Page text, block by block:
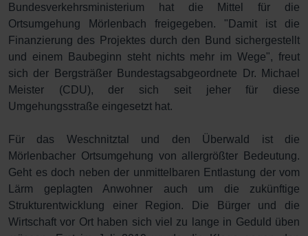
Bundesverkehrsministerium hat die Mittel für die
Ortsumgehung Mörlenbach freigegeben. "Damit ist die
Finanzierung des Projektes durch den Bund sichergestellt
und einem Baubeginn steht nichts mehr im Wege", freut
sich der Bergsträßer Bundestagsabgeordnete Dr. Michael
Meister (CDU), der sich seit jeher für diese
Umgehungsstraße eingesetzt hat.
Für das Weschnitztal und den Überwald ist die
Mörlenbacher Ortsumgehung von allergrößter Bedeutung.
Geht es doch neben der unmittelbaren Entlastung der vom
Lärm geplagten Anwohner auch um die zukünftige
Strukturentwicklung einer Region. Die Bürger und die
Wirtschaft vor Ort haben sich viel zu lange in Geduld üben